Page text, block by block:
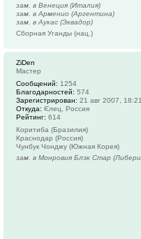
зам. в Венеция (Италия)
зам. в Арменио (Аргентина)
зам. в Аукас (Эквадор)
Сборная Уганды (нац.)
ZiDen
Мастер
Сообщений: 1254
Благодарностей: 574
Зарегистрирован: 21 авг 2007, 18:21
Откуда: ᙓлец, Россия
Рейтинг: 614
Коритиба (Бразилия)
Краснодар (Россия)
Чунбук Чонджу (Южная Корея)
зам. в Монровия Блэк Стар